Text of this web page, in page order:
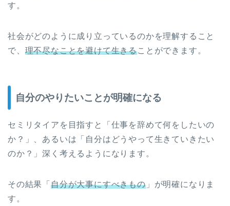
す。
社会がどのように成り立っているのかを理解すること
で、 理不尽なことを避けて生きることができます。
自分のやりたいことが明確になる
セミリタイアを目指すと「仕事を辞めて何をしたいの
か？」、あるいは「自分はどうやって生きていきたい
のか？」深く考えるようになります。
その結果「 自分が大事にすべきもの」が明確になりま
す。